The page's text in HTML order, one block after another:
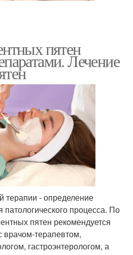
пятен
Лечение
терапии - определение
процесса. По
пятен рекомендуется
врачом-терапевтом,
гастроэнтерологом, а